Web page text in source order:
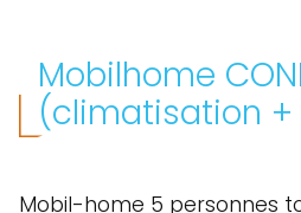
Mobilhome
(climatisation +
Mobil-home 5 personnes